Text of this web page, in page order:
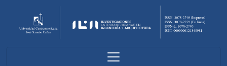
Clasificación de tipos de vegetación con Inteligencia